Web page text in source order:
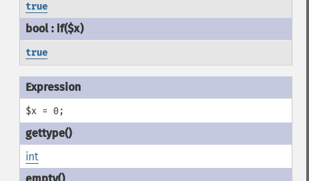
true
true
$x = 0;
int